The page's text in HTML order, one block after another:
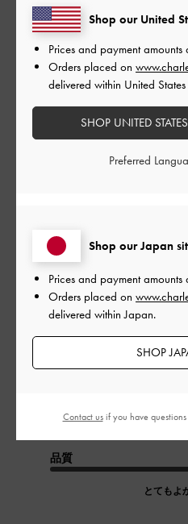
もっと見る
このレビュー
柄の折り目が立体的なデザイン
パクトな見た目でコーデを邪魔
した作りになっていて割と物が
ました！
サイズ:
とてもよ
品質
とてもよ
Shop our Japan
Prices and payment
Orders placed on
delivered within Japan.
SHOP
Shop our United
Prices and payment
Orders placed on
delivered within United
SHOP UNITED
Preferred
Contact usif you have